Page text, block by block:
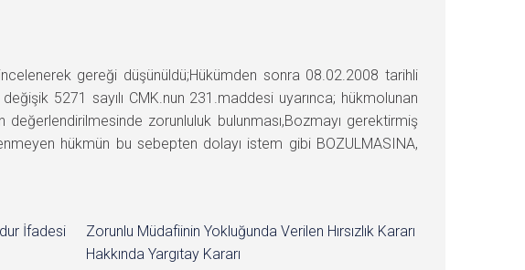
gereği düşünüldü;Hükümden sonra 08.02.2008 tarihli
5271 sayılı CMK.nun 231.maddesi uyarınca; hükmolunan
değerlendirilmesinde zorunluluk bulunması,Bozmayı gerektirmiş
hükmün bu sebepten dolayı istem gibi BOZULMASINA,
İfadesi
Zorunlu Müdafiinin Yokluğunda Verilen Hırsızlık Kararı
Hakkında Yargıtay Kararı